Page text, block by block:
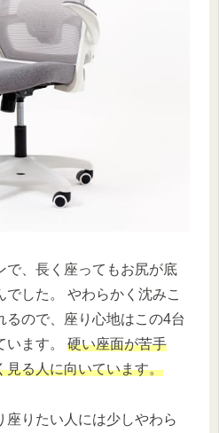
で、長く座ってもお尻が底
した。 やわらかく沈みこ
るので、座り心地はこの4台
います。 硬い座面が苦手
見る人に向いています。
座りたい人には少しやわら